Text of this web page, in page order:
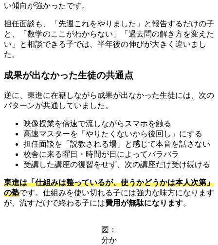
い傾向が強かったです。
担任面談も、「先週これをやりました」と報告するだけの子
と、「数学のここがわからない」「過去問の解き方を変えた
い」と相談できる子では、半年後の伸びが大きく違いまし
た。
成果が出なかった生徒の共通点
逆に、東進に在籍しながら成果が出なかった生徒には、次の
パターンが共通していました。
映像授業を倍速で流しながらスマホを触る
高速マスターを「やりたくないから後回し」にする
担任面談を「説教される場」と感じて本音を話さない
校舎に来る曜日・時間が日によってバラバラ
受講した講座の復習をせず、次の講座だけ受け続ける
東進は「仕組みは整っているが、使うかどうかは本人次第」
の塾です。仕組みを使い切れる子には強力な味方になります
が、流すだけで終わる子には費用が無駄になります。
図：
分か